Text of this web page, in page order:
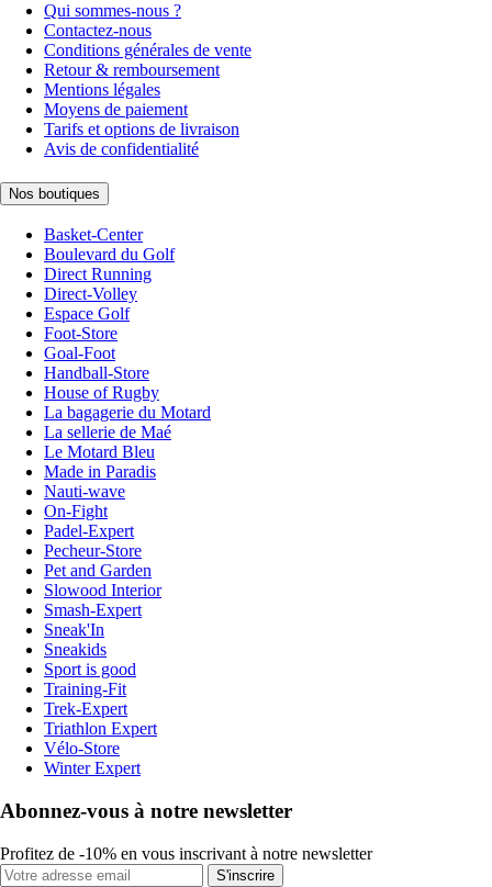
Qui sommes-nous ?
Contactez-nous
Conditions générales de vente
Retour & remboursement
Mentions légales
Moyens de paiement
Tarifs et options de livraison
Avis de confidentialité
Nos boutiques
Basket-Center
Boulevard du Golf
Direct Running
Direct-Volley
Espace Golf
Foot-Store
Goal-Foot
Handball-Store
House of Rugby
La bagagerie du Motard
La sellerie de Maé
Le Motard Bleu
Made in Paradis
Nauti-wave
On-Fight
Padel-Expert
Pecheur-Store
Pet and Garden
Slowood Interior
Smash-Expert
Sneak'In
Sneakids
Sport is good
Training-Fit
Trek-Expert
Triathlon Expert
Vélo-Store
Winter Expert
Abonnez-vous à notre newsletter
Profitez de -10% en vous inscrivant à notre newsletter
S'inscrire